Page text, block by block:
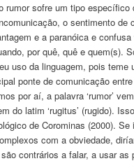
rumor sofre um tipo específico
o sentimento de
e a paranóica e
por quê, quê e quem(s).
uso da linguagem, pois teme
ponte de comunicação
por aí, a palavra ‘rumor’ vem
do latim ‘rugitus’ (rugido).
de Corominas (2000). Se
com a obviedade,
são contrários a falar, a usar